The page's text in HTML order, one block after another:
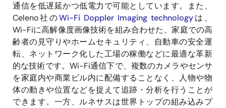
通信を低遅延かつ低電力で可能としています。また、
Celeno社のWi-Fi Doppler Imaging technologyは、
Wi-Fiに高解像度画像技術を組み合わせた、家庭での高
齢者の見守りやホームセキュリティ、自動車の安全運
転、ネットワーク化した工場の稼働などに最適な革新
的な技術です。Wi-Fi通信下で、複数のカメラやセンサ
を家庭内や商業ビル内に配備することなく、人物や物
体の動きや位置などを捉えて追跡・分析を行うことが
できます。一方、ルネサスは世界トップの組み込みプ